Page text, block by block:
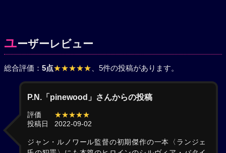
ユーザーレビュー
総合評価： 5点★★★★★ 、5件の投稿があります。
P.N.「pinewood」さんからの投稿
評価
★★★★★
投稿日
2022-09-02
ジャン・ルノワール監督の初期傑作の一本〈ランジェ